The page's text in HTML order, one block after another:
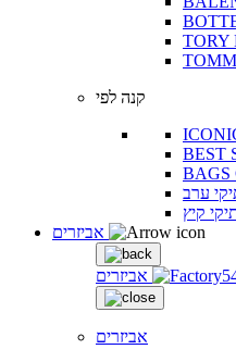
TORY
קנה לפי
BEST
BAGS
ערב
קיץ
אביזרים
אביזרים